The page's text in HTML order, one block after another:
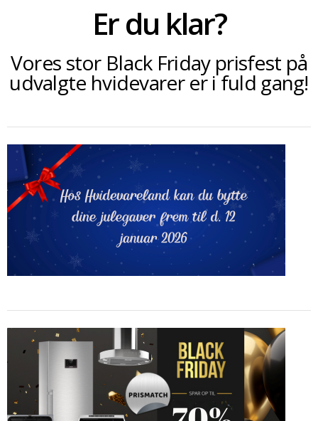
SOMMERUDSALGEr du klar?
Vores stor Black Friday prisfest på
udvalgte hvidevarer er i fuld gang!